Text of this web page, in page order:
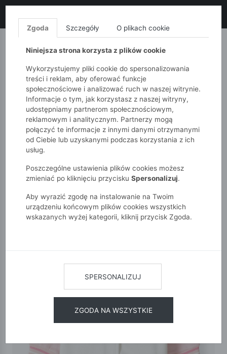
MONNARI QUIOSQUE
51015kids
Niemowlak
Bluza niemowlęca z misiem - bomberka - 5.10.15.
Zgoda Szczegóły O plikach cookie
Niniejsza strona korzysta z plików cookie
Wykorzystujemy pliki cookie do spersonalizowania
treści i reklam, aby oferować funkcje
społecznościowe i analizować ruch w naszej witrynie.
Informacje o tym, jak korzystasz z naszej witryny,
udostępniamy partnerom społecznościowym,
reklamowym i analitycznym. Partnerzy mogą
połączyć te informacje z innymi danymi otrzymanymi
od Ciebie lub uzyskanymi podczas korzystania z ich
usług.
Poszczególne ustawienia plików cookies możesz
zmieniać po kliknięciu przycisku Spersonalizuj.
Aby wyrazić zgodę na instalowanie na Twoim
urządzeniu końcowym plików cookies wszystkich
wskazanych wyżej kategorii, kliknij przycisk Zgoda.
SPERSONALIZUJ
ZGODA NA WSZYSTKIE